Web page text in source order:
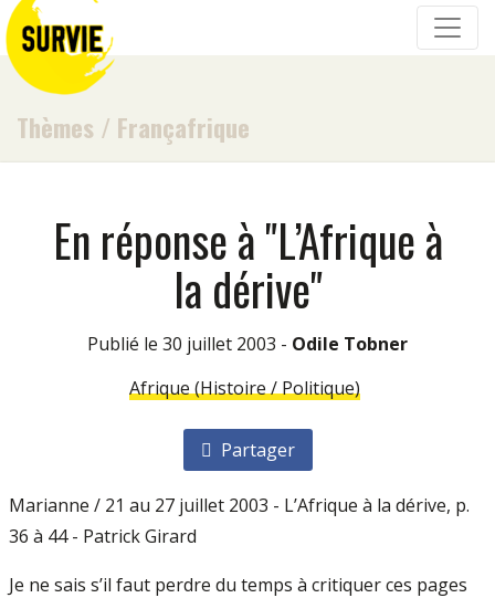
Thèmes / Françafrique
En réponse à "L’Afrique à
la dérive"
Publié le 30 juillet 2003 - Odile Tobner
Afrique (Histoire / Politique)
Partager
Marianne / 21 au 27 juillet 2003 - L’Afrique à la dérive, p.
36 à 44 - Patrick Girard
Je ne sais s’il faut perdre du temps à critiquer ces pages